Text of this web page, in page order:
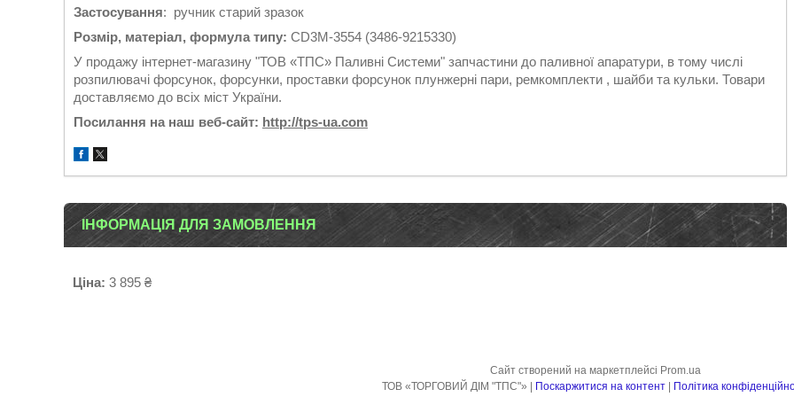
Застосування: ручник старий зразок
Розмір, матеріал, формула типу: CD3M-3554 (3486-9215330)
У продажу інтернет-магазину "ТОВ «ТПС» Паливні Системи" запчастини до паливної апаратури, в тому числі
розпилювачі форсунок, форсунки, проставки форсунок плунжерні пари, ремкомплекти , шайби та кульки. Товари
доставляємо до всіх міст України.
Посилання на наш веб-сайт: http://tps-ua.com
ІНФОРМАЦІЯ ДЛЯ ЗАМОВЛЕННЯ
Ціна: 3 895 ₴
Сайт створений на маркетплейсі Prom.ua
Поскаржитися на контент
Політика